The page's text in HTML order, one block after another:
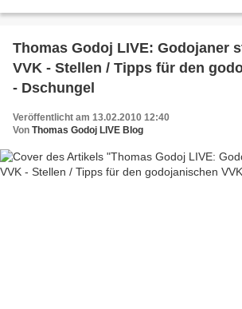
Thomas Godoj LIVE: Godojaner
VVK - Stellen / Tipps für den
- Dschungel
Veröffentlicht am 13.02.2010 12:40
Von Thomas Godoj LIVE Blog